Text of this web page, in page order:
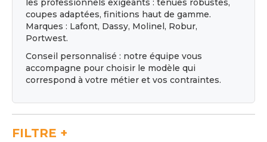
RECHERCHE
MON COMPTE
PANIER
les professionnels exigeants : tenues robustes,
coupes adaptées, finitions haut de gamme.
Marques : Lafont, Dassy, Molinel, Robur,
Portwest.
Conseil personnalisé : notre équipe vous
accompagne pour choisir le modèle qui
correspond à votre métier et vos contraintes.
FILTRE +